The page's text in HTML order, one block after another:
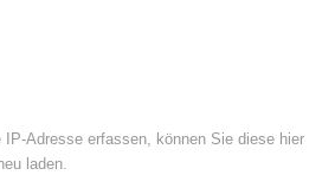
Adresse erfassen, können Sie diese hier
laden.